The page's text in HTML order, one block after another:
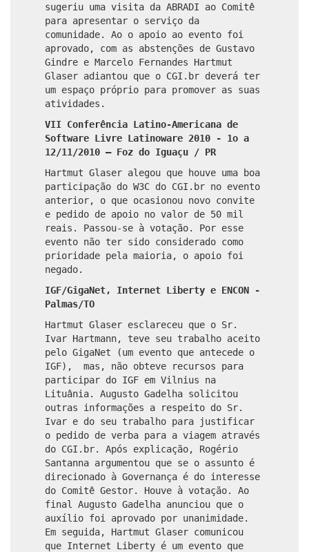
sugeriu uma visita da ABRADI ao Comitê
para apresentar o serviço da
comunidade. Ao o apoio ao evento foi
aprovado, com as abstenções de Gustavo
Gindre e Marcelo Fernandes Hartmut
Glaser adiantou que o CGI.br deverá ter
um espaço próprio para promover as suas
atividades.
VII Conferência Latino-Americana de
Software Livre Latinoware 2010 - 1o a
12/11/2010 – Foz do Iguaçu / PR
Hartmut Glaser alegou que houve uma boa
participação do W3C do CGI.br no evento
anterior, o que ocasionou novo convite
e pedido de apoio no valor de 50 mil
reais. Passou-se à votação. Por esse
evento não ter sido considerado como
prioridade pela maioria, o apoio foi
negado.
IGF/GigaNet, Internet Liberty e ENCON -
Palmas/TO
Hartmut Glaser esclareceu que o Sr.
Ivar Hartmann, teve seu trabalho aceito
pelo GigaNet (um evento que antecede o
IGF), mas, não obteve recursos para
participar do IGF em Vilnius na
Lituânia. Augusto Gadelha solicitou
outras informações a respeito do Sr.
Ivar e do seu trabalho para justificar
o pedido de verba para a viagem através
do CGI.br. Após explicação, Rogério
Santanna argumentou que se o assunto é
direcionado à Governança é do interesse
do Comitê Gestor. Houve à votação. Ao
final Augusto Gadelha anunciou que o
auxílio foi aprovado por unanimidade.
Em seguida, Hartmut Glaser comunicou
que Internet Liberty é um evento que